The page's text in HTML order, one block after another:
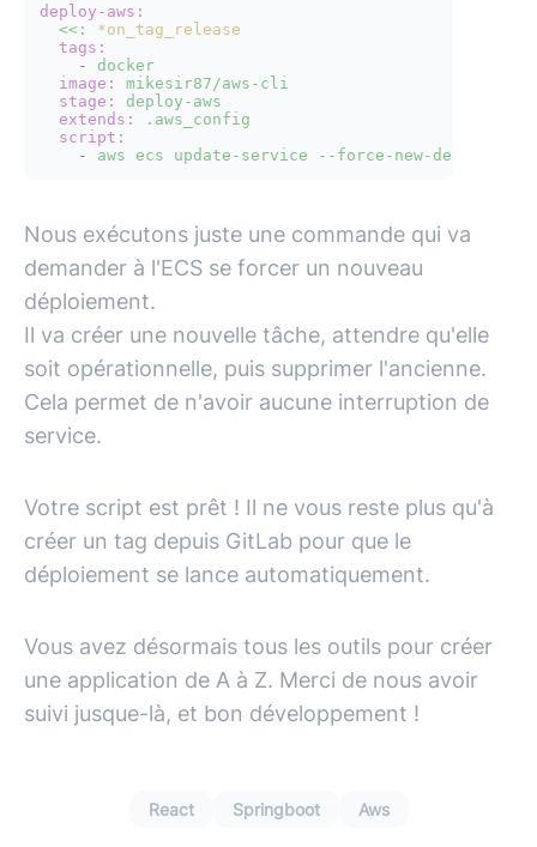
deploy-aws:
<<:
*on_tag_release
tags:
-
docker
image:
mikesir87/aws-cli
stage:
deploy-aws
extends:
.aws_config
script:
-
aws ecs update-service --force-new-deployment
Nous exécutons juste une commande qui va
demander à l'ECS se forcer un nouveau
déploiement.
Il va créer une nouvelle tâche, attendre qu'elle
soit opérationnelle, puis supprimer l'ancienne.
Cela permet de n'avoir aucune interruption de
service.
Votre script est prêt ! Il ne vous reste plus qu'à
créer un tag depuis GitLab pour que le
déploiement se lance automatiquement.
Vous avez désormais tous les outils pour créer
une application de A à Z. Merci de nous avoir
suivi jusque-là, et bon développement !
React Springboot Aws